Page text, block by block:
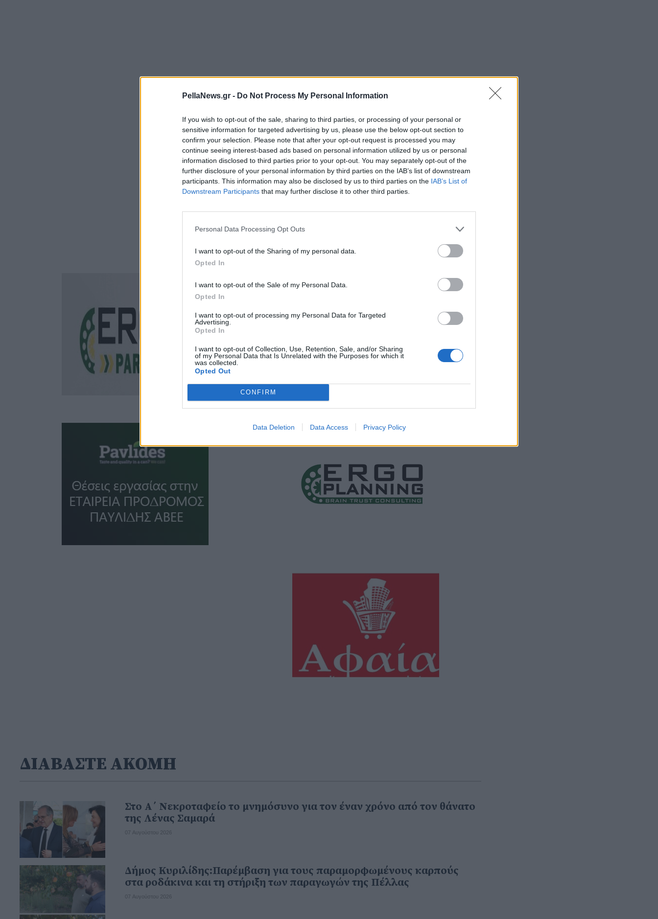
PellaNews.gr - Do Not Process My Personal Information
If you wish to opt-out of the sale, sharing to third parties, or processing of your personal or
sensitive information for targeted advertising by us, please use the below opt-out section to
confirm your selection. Please note that after your opt-out request is processed you may
continue seeing interest-based ads based on personal information utilized by us or personal
information disclosed to third parties prior to your opt-out. You may separately opt-out of the
further disclosure of your personal information by third parties on the IAB’s list of downstream
participants. This information may also be disclosed by us to third parties on the IAB’s List of
Downstream Participants that may further disclose it to other third parties.
Personal Data Processing Opt Outs
I want to opt-out of the Sharing of my personal data.
Opted In
I want to opt-out of the Sale of my Personal Data.
Opted In
I want to opt-out of processing my Personal Data for Targeted
Advertising.
Opted In
I want to opt-out of Collection, Use, Retention, Sale, and/or Sharing
of my Personal Data that Is Unrelated with the Purposes for which it
was collected.
Opted Out
CONFIRM
Data Deletion Data Access Privacy Policy
ΔΙΑΒΑΣΤΕ ΑΚΟΜΗ
Στο Α΄ Νεκροταφείο το μνημόσυνο για τον έναν χρόνο από τον θάνατο
της Λένας Σαμαρά
07 Αυγούστου 2026
Δήμος Κυριλίδης:Παρέμβαση για τους παραμορφωμένους καρπούς
στα ροδάκινα και τη στήριξη των παραγωγών της Πέλλας
07 Αυγούστου 2026